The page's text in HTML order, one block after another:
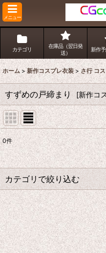
メニュー
カテゴリ
在庫品（翌日発
送）
新作
ホーム > 新作コスプレ衣装 > さ行 コ
すずめの戸締まり [新作コ
表示数:
並び順:
絞
0件
カテゴリで絞り込む
さ行 コスプレ衣装 (全商品)
千銃士
戦刻ナイトブラッド